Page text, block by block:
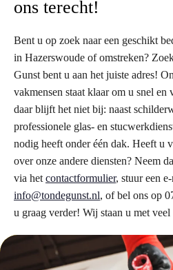
ons terecht!
Bent u op zoek naar een geschikt
in Hazerswoude of omstreken?
Gunst bent u aan het juiste adres!
vakmensen staat klaar om u snel
daar blijft het niet bij: naast
professionele glas- en
nodig heeft onder één dak. Heeft u
over onze andere diensten? Neem
via het contactformulier, stuur een
info@tondegunst.nl, of bel ons op
u graag verder! Wij staan u met